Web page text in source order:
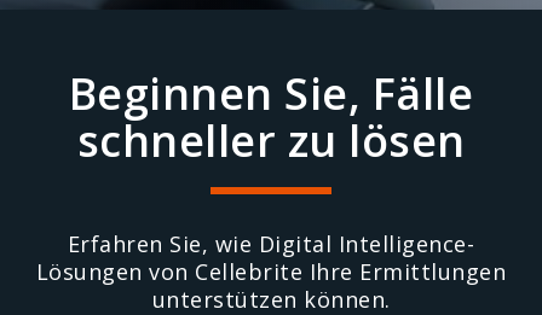
Beginnen Sie, Fälle
schneller zu lösen
Erfahren Sie, wie Digital Intelligence-
Lösungen von Cellebrite Ihre Ermittlungen
unterstützen können.